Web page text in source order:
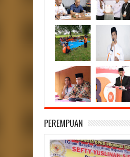
PEREMPUAN